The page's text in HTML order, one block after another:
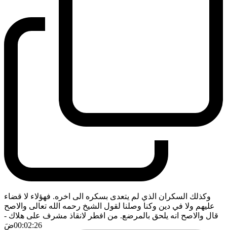
وكذلك السكران الذي لم يتعدى بسكره الى اخره. فهؤلاء لا قضاء
عليهم ولا في دين وكنا وصلنا لقول الشيخ رحمه الله تعالى والاصح
قال والاصح انه يلحق بالمرضع. من افطر لانقاذ مشرف على هلاك -
00:02:26ضَ